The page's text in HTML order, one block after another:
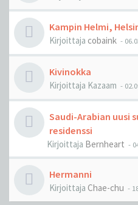
Kampin Helmi,
Kirjoittaja cobaink -
Kivinokka
Kirjoittaja Kazaam -
Saudi-Arabian uusi
residenssi
Kirjoittaja Bernheart -
Hermanni
Kirjoittaja Chae-chu -